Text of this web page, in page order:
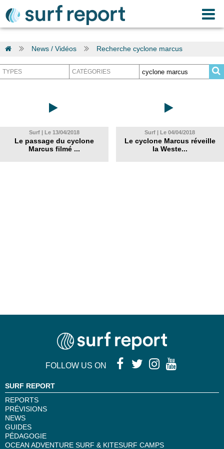
News / Vidéos Recherche cyclone marcus
Surf | Le 13/04/2018
Le passage du cyclone
Marcus filmé ...
Surf | Le 04/04/2018
Le cyclone Marcus réveille
la Weste...
FOLLOW US ON
SURF REPORT
REPORTS
PRÉVISIONS
NEWS
GUIDES
PÉDAGOGIE
OCEAN ADVENTURE SURF & KITESURF CAMPS